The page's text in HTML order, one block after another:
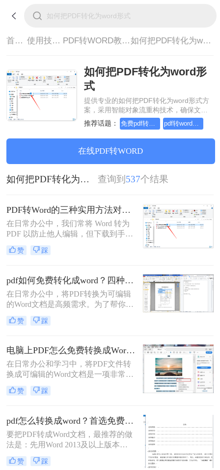
首页> 使用技巧> PDF转WORD教程> 如何把PDF转化为word形式
如何把PDF转化为word形
式
提供专业的如何把PDF转化为word形式方
案，采用智能对象流重构技术，确保文档
1:1高保真还原且排版不乱码。支持一键批
量处理，全链路 SSL 加密保障隐私安全。
助您快速实现如何把PDF转化为word形
式，无需安装，高效办公。
推荐话题： 免费pdf转word的三种方法
在线PDF转WORD
如何把PDF转化为word形式 查询到 537个结果
PDF转Word的三种实用方法对比：可编辑、保格式、避风险！
在日常办公中，我们常将 Word 转为
PDF 以防止他人编辑，但下载到手的
PDF 往往又需要修改内容，这时就不
得不将 PDF 再转回 Word。然而，很
错乱，要么工具捆绑广告，甚至文件
受损。那么 PDF 如何改成 Word 文
档？本文从 转换质量、操作难度、文
件安全、批量能力 四个维度，对比三
种主流方法，帮助您快速选出最合适
的那一种。
赞 踩
pdf如何免费转化成word？四种方法对比与实操指南（附详细表格）
在日常办公中，将PDF转换为可编辑
的Word文档是高频需求。为了帮你快
速选出最适合自己的方案，下表汇总
了四种主流免费方法的核心差异：
赞 踩
电脑上PDF怎么免费转换成Word？四种方法对比与实操指南（附详细表格）!
在日常办公和学习中，将PDF文件转
换成可编辑的Word文档是一项非常高
频的需求。PDF虽然版式固定、不易
篡改，但编辑修改较为困难，而Word
为了帮你快速选出最适合自己的转换
方式，下表汇总了四种主流免费方法
的核心差异：
赞 踩
pdf怎么转换成word？首选免费工具，复杂文件再上专业软件！
要把PDF转成Word文档，最推荐的做
法是：先用Word 2013及以上版本直
接打开PDF（免费、无损）、再用
Google Drive在线转换（免费、云
赞 踩